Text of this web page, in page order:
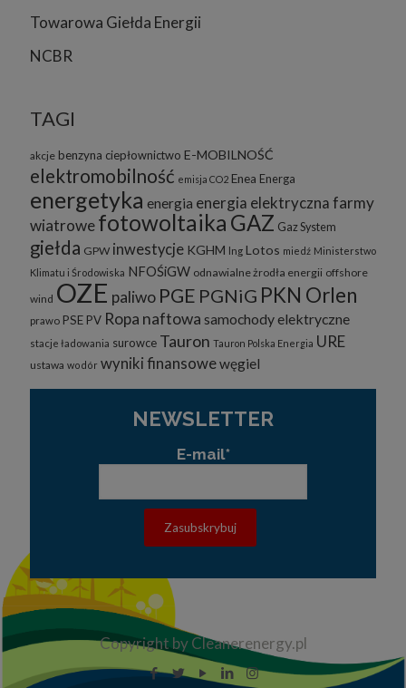
Towarowa Giełda Energii
NCBR
TAGI
akcje benzyna ciepłownictwo E-MOBILNOŚĆ
elektromobilność emisja CO2 Enea Energa
energetyka energia energia elektrycznafarmy
wiatrowefotowoltaika GAZ Gaz System
giełda GPW inwestycje KGHM lng Lotos miedź Ministerstwo
Klimatu i Środowiska NFOŚiGW odnawialne żrodła energii offshore
wind OZE paliwo PGE PGNiG PKN Orlen
prawo PSE PV Ropa naftowa samochody elektryczne
stacje ładowania surowce Tauron Tauron Polska Energia URE
ustawa wodór wyniki finansowewęgiel
NEWSLETTER
E-mail*
Copyright by Cleanerenergy.pl